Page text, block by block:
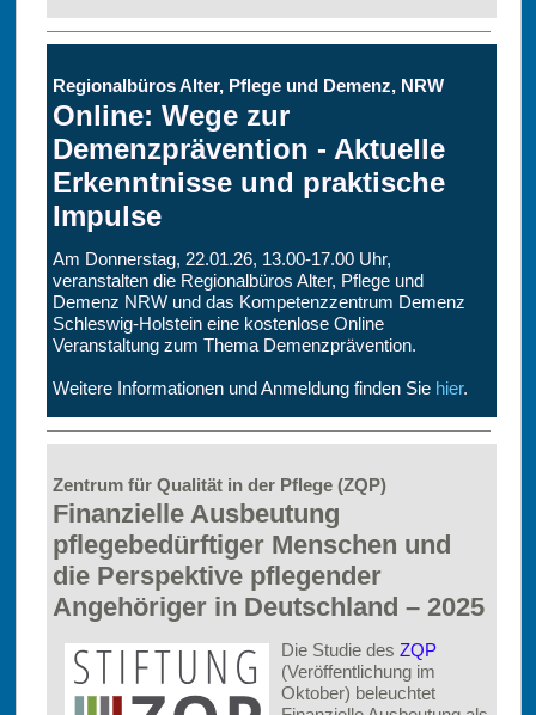
Regionalbüros Alter, Pflege und Demenz, NRW
Online: Wege zur
Demenzprävention - Aktuelle
Erkenntnisse und praktische
Impulse
Am Donnerstag, 22.01.26, 13.00-17.00 Uhr,
veranstalten die Regionalbüros Alter, Pflege und
Demenz NRW und das Kompetenzzentrum Demenz
Schleswig-Holstein eine kostenlose Online
Veranstaltung zum Thema Demenzprävention.
Weitere Informationen und Anmeldung finden Sie hier.
Zentrum für Qualität in der Pflege (ZQP)
Finanzielle Ausbeutung
pflegebedürftiger Menschen und
die Perspektive pflegender
Angehöriger in Deutschland – 2025
Die Studie des ZQP
(Veröffentlichung im
Oktober) beleuchtet